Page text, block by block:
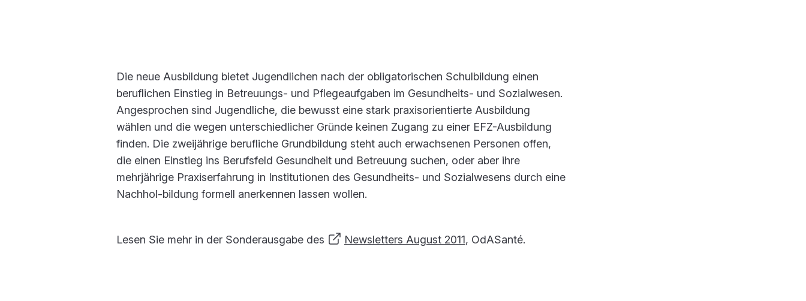
Die neue Ausbildung bietet Jugendlichen nach der obligatorischen Schulbildung einen
beruflichen Einstieg in Betreuungs- und Pflegeaufgaben im Gesundheits- und Sozialwesen.
Angesprochen sind Jugendliche, die bewusst eine stark praxisorientierte Ausbildung
wählen und die wegen unterschiedlicher Gründe keinen Zugang zu einer EFZ-Ausbildung
finden. Die zweijährige berufliche Grundbildung steht auch erwachsenen Personen offen,
die einen Einstieg ins Berufsfeld Gesundheit und Betreuung suchen, oder aber ihre
mehrjährige Praxiserfahrung in Institutionen des Gesundheits- und Sozialwesens durch eine
Nachhol-bildung formell anerkennen lassen wollen.
Lesen Sie mehr in der Sonderausgabe des Newsletters August 2011, OdASanté.